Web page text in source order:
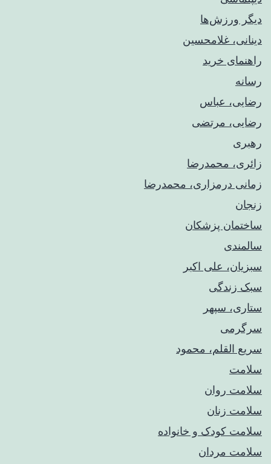
دیگر ورزش‌ها
دینانی، غلامحسین
راهنمای خريد
رسانه
رضایی، عباس
رضایی، مرتضی
رهبری
زائری، محمدرضا
زمانی درمزاری، محمدرضا
زنجان
ساختمان پزشکان
سالمندی
سبزیان، علی اکبر
سبک زندگی
ستاری، سپهر
سرگرمی
سریع القلم، محمود
سلامت
سلامت روان
سلامت زنان
سلامت کودک‌ و خانواده
سلامت مردان